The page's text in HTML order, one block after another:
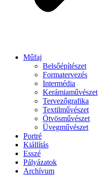
Műfaj
Belsőépítészet
Formatervezés
Intermédia
Kerámiaművészet
Tervezőgrafika
Textilművészet
Ötvösművészet
Üvegművészet
Portré
Kiállítás
Esszé
Pályázatok
Archívum